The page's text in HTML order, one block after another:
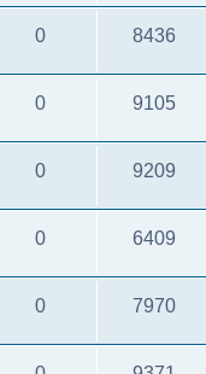
0 8436
0 9105
0 9209
0 6409
0 7970